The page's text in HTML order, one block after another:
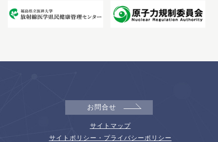
お問合せ
サイトマップ
サイトポリシー・プライバシーポリシー